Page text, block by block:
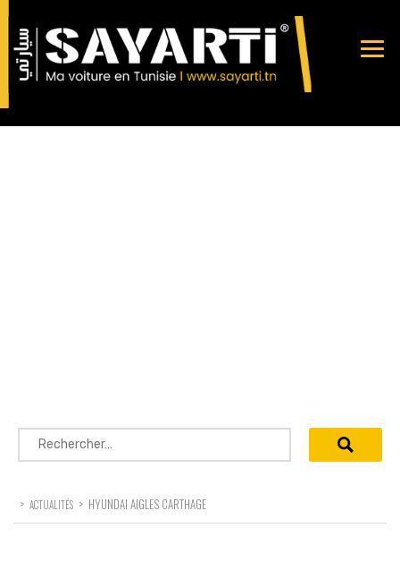
Rechercher :
> ACTUALITÉS > HYUNDAI AIGLES CARTHAGE